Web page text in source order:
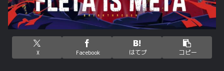
X Facebook はてブ コピー